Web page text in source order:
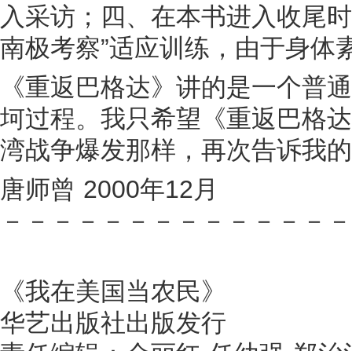
入采访；四、在本书进入收尾
南极考察”适应训练，由于身
《重返巴格达》讲的是一个普
坷过程。我只希望《重返巴格
湾战争爆发那样，再次告诉我
唐师曾 2000年12月
－－－－－－－－－－－－－
《我在美国当农民》
华艺出版社出版发行